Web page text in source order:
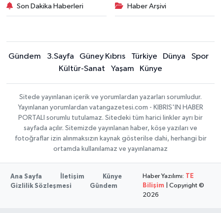
Son Dakika Haberleri Haber Arşivi
Gündem 3.Sayfa Güney Kıbrıs Türkiye Dünya
Spor
Kültür-Sanat
Yaşam Künye
Sitede yayınlanan içerik ve yorumlardan yazarları sorumludur.
Yayınlanan yorumlardan vatangazetesi.com - KIBRIS'IN HABER
PORTALI sorumlu tutulamaz. Sitedeki tüm harici linkler ayrı bir
sayfada açılır. Sitemizde yayınlanan haber, köşe yazıları ve
fotoğraflar izin alınmaksızın kaynak gösterilse dahi, herhangi bir
ortamda kullanılamaz ve yayınlanamaz
Ana Sayfa İletişim
Künye
Gizlilik Sözleşmesi
Gündem
Haber Yazılımı: TE
Bilişim | Copyright ©
2026